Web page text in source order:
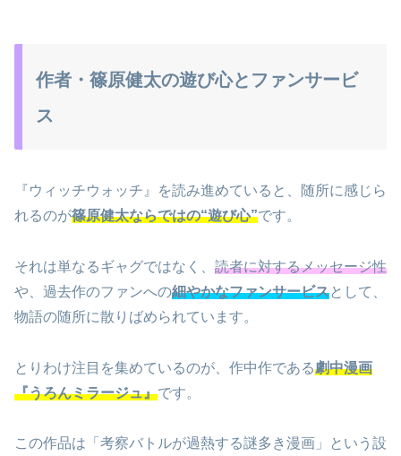
作者・篠原健太の遊び心とファンサービ
ス
『ウィッチウォッチ』を読み進めていると、随所に感じら
れるのが篠原健太ならではの“遊び心”です。
それは単なるギャグではなく、 読者に対するメッセージ性
や、過去作のファンへの細やかなファンサービスとして、
物語の随所に散りばめられています。
とりわけ注目を集めているのが、作中作である劇中漫画
『うろんミラージュ』です。
この作品は「考察バトルが過熱する謎多き漫画」という設